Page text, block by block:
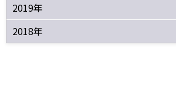
2019年
2018年